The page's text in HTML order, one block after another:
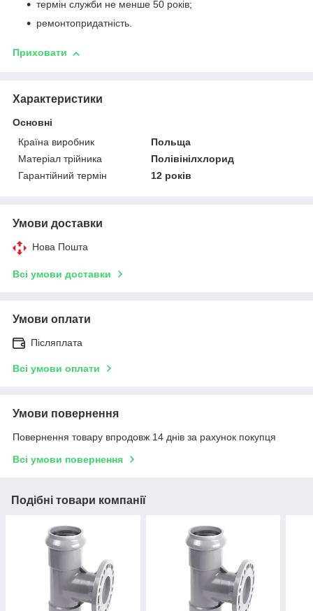
термін служби не менше 50 років;
ремонтопридатність.
Приховати
Характеристики
Основні
Країна виробник
Польща
Матеріал трійника
Полівінілхлорид
Гарантійний термін
12 років
Умови доставки
Нова Пошта
Всі умови доставки
Умови оплати
Післяплата
Всі умови оплати
Умови повернення
Повернення товару впродовж 14 днів за рахунок покупця
Всі умови повернення
Подібні товари компанії